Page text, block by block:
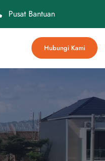
Pusat Bantuan
Hubungi Kami